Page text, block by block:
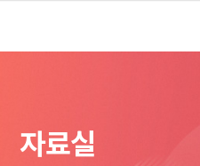
자료실